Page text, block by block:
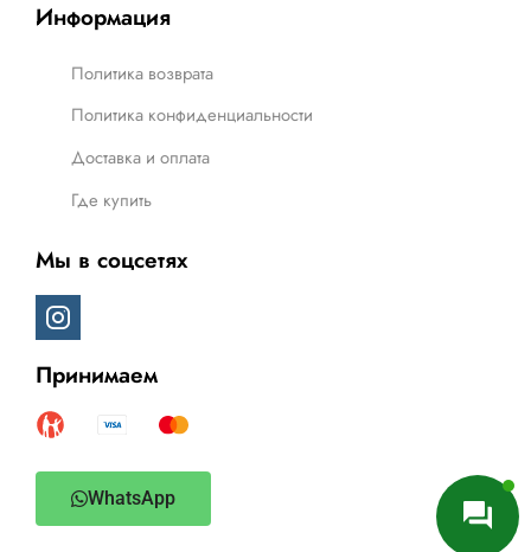
Информация
Политика возврата
Политика конфиденциальности
Доставка и оплата
Где купить
Мы в соцсетях
Принимаем
WhatsApp